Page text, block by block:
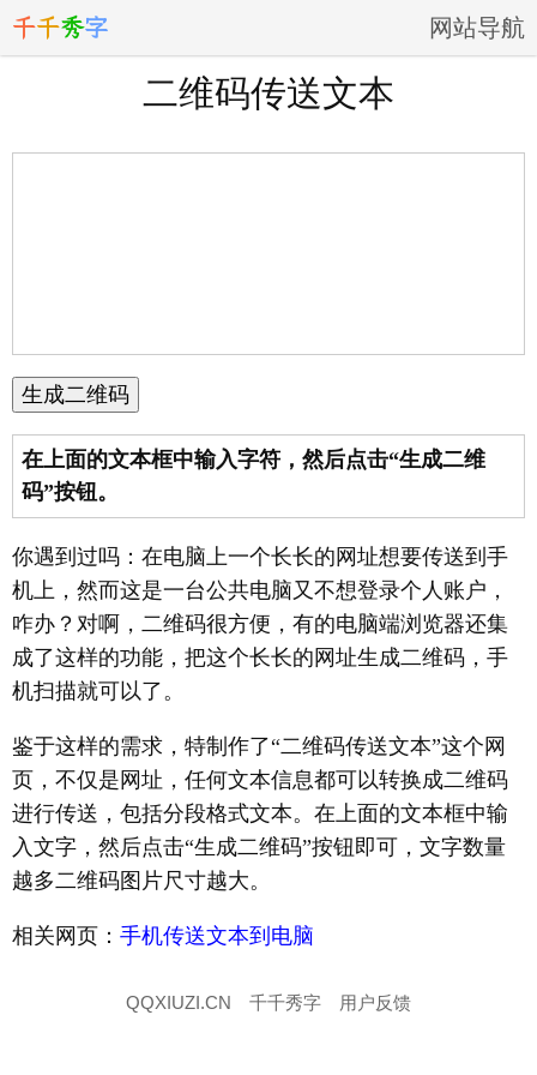
千千秀字 网站导航
二维码传送文本
在上面的文本框中输入字符，然后点击“生成二维
码”按钮。
你遇到过吗：在电脑上一个长长的网址想要传送到手
机上，然而这是一台公共电脑又不想登录个人账户，
咋办？对啊，二维码很方便，有的电脑端浏览器还集
成了这样的功能，把这个长长的网址生成二维码，手
机扫描就可以了。
鉴于这样的需求，特制作了“二维码传送文本”这个网
页，不仅是网址，任何文本信息都可以转换成二维码
进行传送，包括分段格式文本。在上面的文本框中输
入文字，然后点击“生成二维码”按钮即可，文字数量
越多二维码图片尺寸越大。
相关网页： 手机传送文本到电脑
QQXIUZI.CN 千千秀字 用户反馈